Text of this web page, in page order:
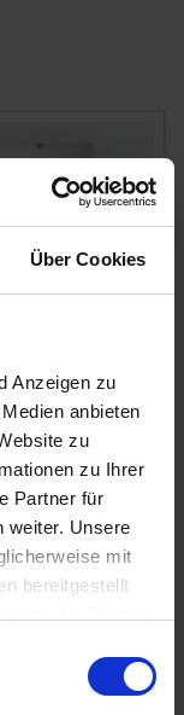
Über Cookies
Anzeigen zu
anbieten
zu
zu Ihrer
Partner für
weiter. Unsere
mit
bereitgestellt
kg
IN DEN